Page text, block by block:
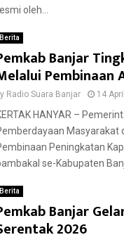
oleh...
Berita
Banjar
Pembinaan
Radio Suara Banjar 14
HANYAR –
Masyarakat
Peningkatan
se-Kabupaten
Berita
Banjar
2026